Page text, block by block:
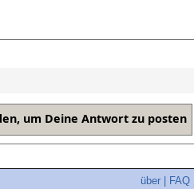
über FAQ